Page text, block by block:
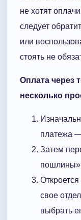
не хотят
следует
или
стоять не
Оплата через
несколько
платежа
Затем
свое
выбрать